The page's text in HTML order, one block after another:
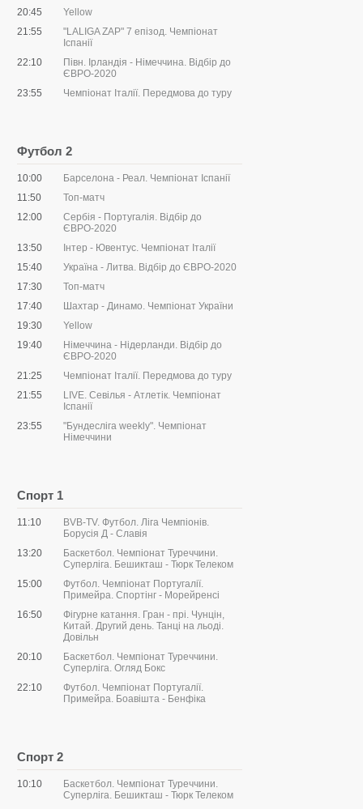
20:45
Yellow
21:55
"LALIGA ZAP" 7 епізод. Чемпіонат
Іспанії
22:10
Півн. Ірландія - Німеччина. Відбір до
ЄВРО-2020
23:55
Чемпіонат Італії. Передмова до туру
Футбол 2
10:00
Барселона - Реал. Чемпіонат Іспанії
11:50
Топ-матч
12:00
Сербія - Португалія. Відбір до
ЄВРО-2020
13:50
Інтер - Ювентус. Чемпіонат Італії
15:40
Україна - Литва. Відбір до ЄВРО-2020
17:30
Топ-матч
17:40
Шахтар - Динамо. Чемпіонат України
19:30
Yellow
19:40
Німеччина - Нідерланди. Відбір до
ЄВРО-2020
21:25
Чемпіонат Італії. Передмова до туру
21:55
LIVE. Севілья - Атлетік. Чемпіонат
Іспанії
23:55
"Бундесліга weekly". Чемпіонат
Німеччини
Спорт 1
11:10
BVB-TV. Футбол. Ліга Чемпіонів.
Борусія Д - Славія
13:20
Баскетбол. Чемпіонат Туреччини.
Суперліга. Бешикташ - Тюрк Телеком
15:00
Футбол. Чемпіонат Португалії.
Примейра. Спортінг - Морейренсі
16:50
Фігурне катання. Гран - прі. Чунцін,
Китай. Другий день. Танці на льоді.
Довільн
20:10
Баскетбол. Чемпіонат Туреччини.
Суперліга. Огляд Бокс
22:10
Футбол. Чемпіонат Португалії.
Примейра. Боавішта - Бенфіка
Спорт 2
10:10
Баскетбол. Чемпіонат Туреччини.
Суперліга. Бешикташ - Тюрк Телеком